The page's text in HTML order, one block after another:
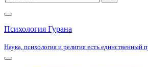
Меню
навигации
Психология Гурана
Наука, психология и религия есть
Меню